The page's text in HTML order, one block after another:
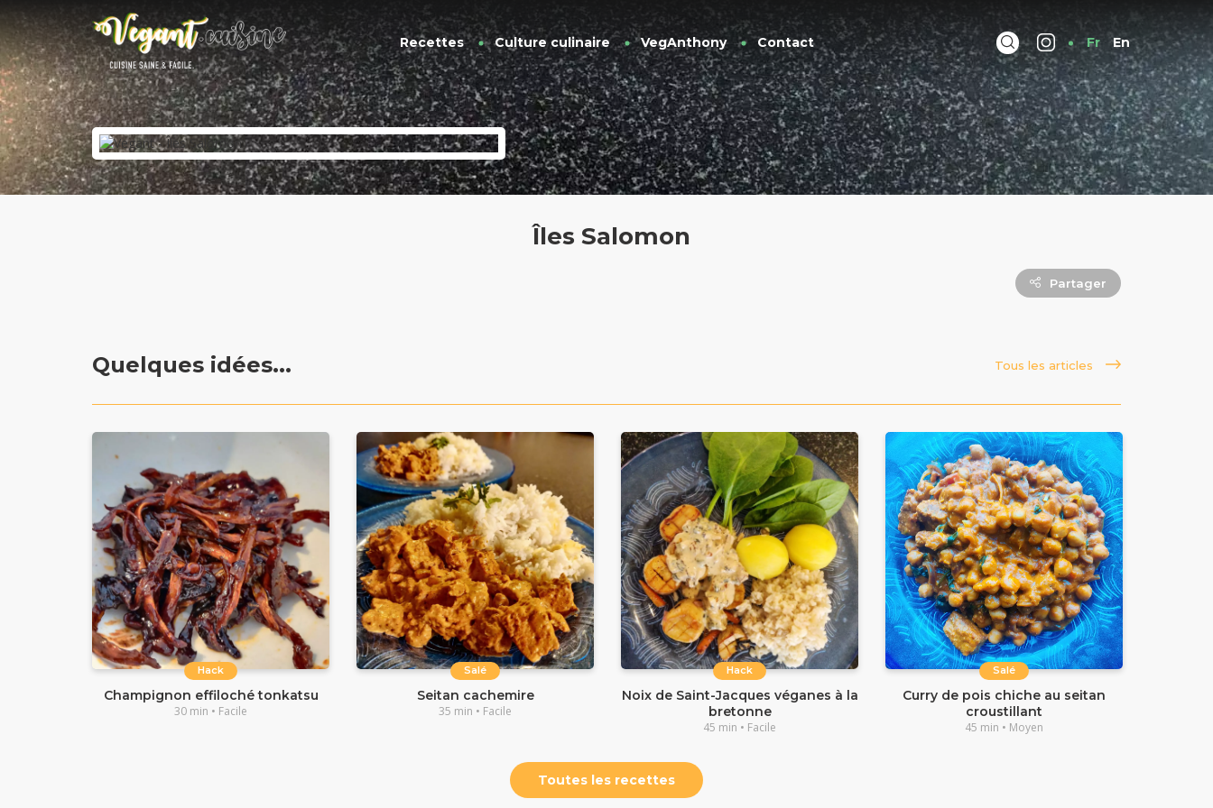
Recettes Culture culinaire VegAnthony Contact Fr En
Îles Salomon
Partager
Quelques idées... Tous les articles
Hack
Champignon effiloché tonkatsu
30 min • Facile
Salé
Seitan cachemire
35 min • Facile
Hack
Noix de Saint-Jacques véganes à la
bretonne
45 min • Facile
Salé
Curry de pois chiche au seitan
croustillant
45 min • Moyen
Toutes les recettes